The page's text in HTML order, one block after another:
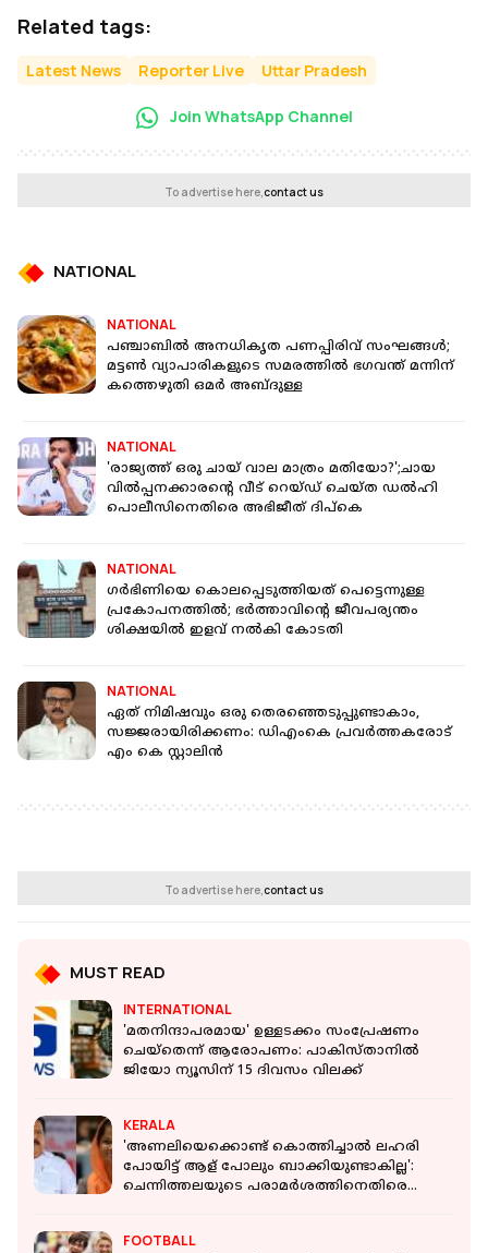
Related tags:
Latest News Reporter Live Uttar Pradesh
Join WhatsApp Channel
To advertise here,contact us
NATIONAL
NATIONAL
പഞ്ചാബിൽ അനധികൃത പണപ്പിരിവ് സംഘങ്ങൾ;
മട്ടൺ വ്യാപാരികളുടെ സമരത്തിൽ ഭഗവന്ത് മന്നിന്
കത്തെഴുതി ഒമർ അബ്ദുള്ള
NATIONAL
'രാജ്യത്ത് ഒരു ചായ് വാല മാത്രം മതിയോ?';ചായ
വിൽപ്പനക്കാരന്റെ വീട് റെയ്ഡ് ചെയ്ത ഡൽഹി
പൊലീസിനെതിരെ അഭിജീത് ദിപ്കെ
NATIONAL
ഗര്‍ഭിണിയെ കൊലപ്പെടുത്തിയത് പെട്ടെന്നുള്ള
പ്രകോപനത്തില്‍; ഭര്‍ത്താവിന്റെ ജീവപര്യന്തം
ശിക്ഷയിൽ ഇളവ് നൽകി കോടതി
NATIONAL
ഏത് നിമിഷവും ഒരു തെരഞ്ഞെടുപ്പുണ്ടാകാം,
സജ്ജരായിരിക്കണം: ഡിഎംകെ പ്രവര്‍ത്തകരോട്
എം കെ സ്റ്റാലിൻ
To advertise here,contact us
MUST READ
INTERNATIONAL
'മതനിന്ദാപരമായ' ഉള്ളടക്കം സംപ്രേഷണം
ചെയ്തെന്ന് ആരോപണം: പാകിസ്താനിൽ
ജിയോ ന്യൂസിന് 15 ദിവസം വിലക്ക്
KERALA
'അണലിയെക്കൊണ്ട് കൊത്തിച്ചാൽ ലഹരി
പോയിട്ട് ആള് പോലും ബാക്കിയുണ്ടാകില്ല':
ചെന്നിത്തലയുടെ പരാമർശത്തിനെതിരെ
FOOTBALL